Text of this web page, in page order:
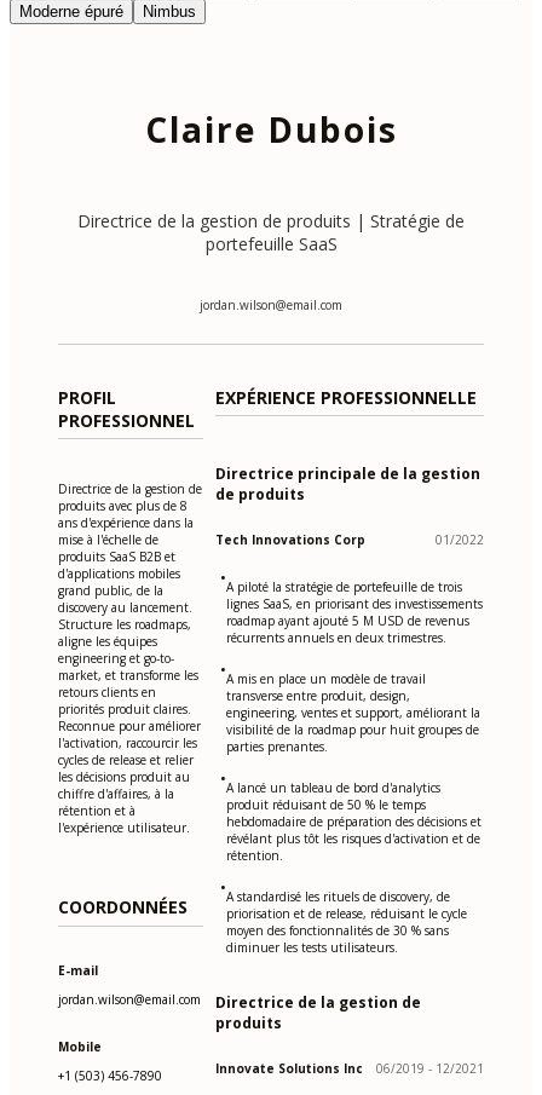
Moderne épuré
Nimbus
Claire Dubois
Directrice de la gestion de produits | Stratégie de
portefeuille SaaS
jordan.wilson@email.com
PROFIL
PROFESSIONNEL
Directrice de la gestion de
produits avec plus de 8
ans d'expérience dans la
mise à l'échelle de
produits SaaS B2B et
d'applications mobiles
grand public, de la
discovery au lancement.
Structure les roadmaps,
aligne les équipes
engineering et go-to-
market, et transforme les
retours clients en
priorités produit claires.
Reconnue pour améliorer
l'activation, raccourcir les
cycles de release et relier
les décisions produit au
chiffre d'affaires, à la
rétention et à
l'expérience utilisateur.
COORDONNÉES
E-mail
jordan.wilson@email.com
Mobile
+1 (503) 456-7890
EXPÉRIENCE PROFESSIONNELLE
Directrice principale de la gestion
de produits
Tech Innovations Corp 01/2022
•A piloté la stratégie de portefeuille de trois
lignes SaaS, en priorisant des investissements
roadmap ayant ajouté 5 M USD de revenus
récurrents annuels en deux trimestres.
•A mis en place un modèle de travail
transverse entre produit, design,
engineering, ventes et support, améliorant la
visibilité de la roadmap pour huit groupes de
parties prenantes.
•A lancé un tableau de bord d'analytics
produit réduisant de 50 % le temps
hebdomadaire de préparation des décisions et
révélant plus tôt les risques d'activation et de
rétention.
•A standardisé les rituels de discovery, de
priorisation et de release, réduisant le cycle
moyen des fonctionnalités de 30 % sans
diminuer les tests utilisateurs.
Directrice de la gestion de
produits
Innovate Solutions Inc 06/2019 - 12/2021